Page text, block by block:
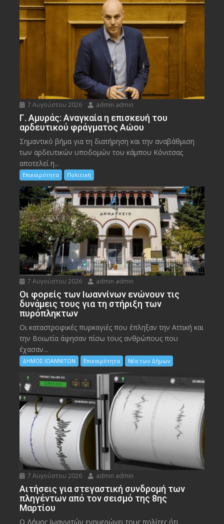
7 Αυγούστου 2026 admin admin
Γ. Αμυράς: Αναγκαία η επισκευή του
αρδευτικού φράγματος Αώου
Σημαντικό βήμα για τη διατήρηση και την αναβάθμιση
των αρδευτικών υποδομών του κάμπου Κόνιτσας
αποτελεί η...
Επικαιρότητα Πολιτική
7 Αυγούστου 2026 admin admin
Οι φορείς των Ιωαννίνων ενώνουν τις
δυνάμεις τους για τη στήριξη των
πυρόπληκτων
Οι καταστροφικές πυρκαγιές που έπληξαν την Αττική και
την Bοιωτία άφησαν πίσω τους ανθρώπους που
έχασαν...
ΔΗΜΟΣ ΙΩΑΝΝΙΤΩΝ Επικαιρότητα Νέα των Δήμων
7 Αυγούστου 2026 admin admin
Αιτήσεις για στεγαστική συνδρομή των
πληγέντων από τον σεισμό της 8ης
Μαρτίου
Ο Δήμος Ιωαννιτών ενημερώνει τους πολίτες ότι